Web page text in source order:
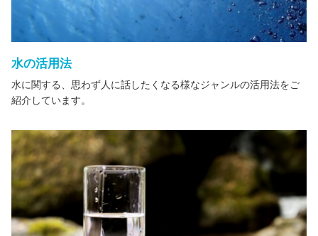
水の活用法
水に関する、思わず人に話したくなる様なジャンルの活用法をご
紹介しています。